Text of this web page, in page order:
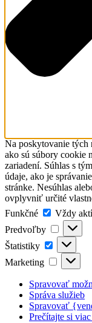
Na poskytovanie tých
ako sú súbory cookie
zariadení. Súhlas s
údaje, ako je
stránke. Nesúhlas
ovplyvniť určité
Funkčné
Funkčné
Vždy
Predvoľby
Štatistiky Štatistiky
Marketing
Spravovať
Správa služieb
Spravovať
Prečítajte si